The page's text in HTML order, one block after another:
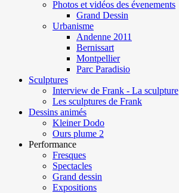
Photos et vidéos des évenements
Grand Dessin
Urbanisme
Andenne 2011
Bernissart
Montpellier
Parc Paradisio
Sculptures
Interview de Frank - La sculpture
Les sculptures de Frank
Dessins animés
Kleiner Dodo
Ours plume 2
Performance
Fresques
Spectacles
Grand dessin
Expositions